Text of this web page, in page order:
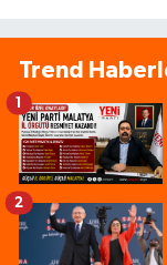
Trend
1
2